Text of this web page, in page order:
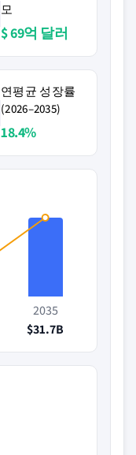
모
$ 69억 달러
연평균 성장률
(2026–2035)
18.4%
2035
$31.7B